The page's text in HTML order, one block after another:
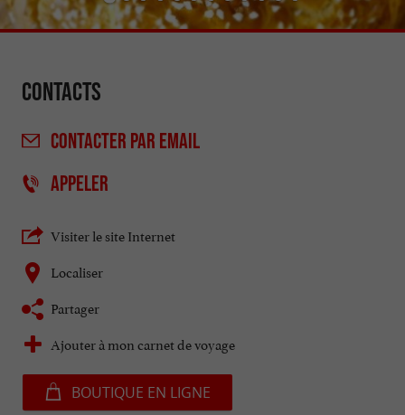
Contacts
CONTACTER PAR EMAIL
APPELER
Visiter le site Internet
Localiser
Partager
Ajouter à mon carnet de voyage
BOUTIQUE EN LIGNE